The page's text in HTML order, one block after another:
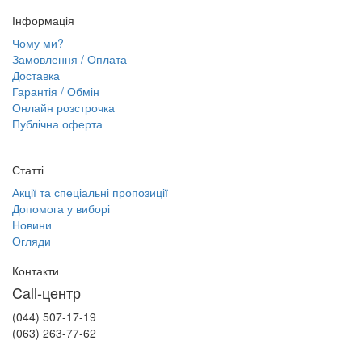
Інформація
Чому ми?
Замовлення / Оплата
Доставка
Гарантія / Обмін
Онлайн розстрочка
Публічна оферта
Статті
Акції та спеціальні пропозиції
Допомога у виборі
Новини
Огляди
Контакти
Call-центр
(044) 507-17-19
(063) 263-77-62